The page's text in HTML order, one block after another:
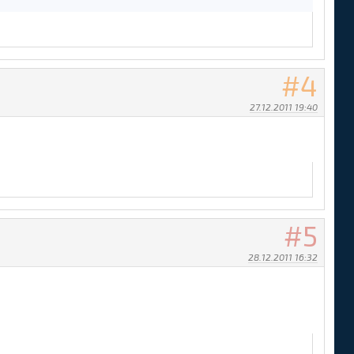
4
27.12.2011 19:40
5
28.12.2011 16:32